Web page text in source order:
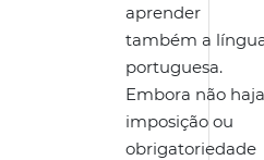
aprender
também a
portuguesa.
Embora não haja
imposição ou
obrigatoriedade